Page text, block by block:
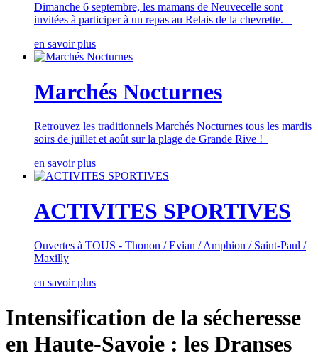
Dimanche 6 septembre, les mamans de Neuvecelle sont
invitées à participer à un repas au Relais de la chevrette.
en savoir plus
Marchés Nocturnes
Retrouvez les traditionnels Marchés Nocturnes tous les mardis
soirs de juillet et août sur la plage de Grande Rive !
en savoir plus
ACTIVITES SPORTIVES
Ouvertes à TOUS - Thonon / Evian / Amphion / Saint-Paul /
Maxilly
en savoir plus
Intensification de la sécheresse
en Haute-Savoie : les Dranses